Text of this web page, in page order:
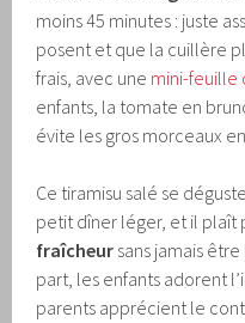
moins 45 minutes : juste
posent et que la cuillère
frais, avec une mini-feuille
enfants, la tomate en
évite les gros morceaux
Ce tiramisu salé se
petit dîner léger, et il plaît
fraîcheur sans jamais
part, les enfants adorent
parents apprécient le